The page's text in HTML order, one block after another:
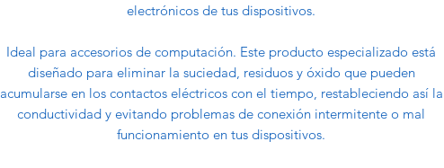
electrónicos de tus dispositivos.
Ideal para accesorios de computación. Este producto especializado está
diseñado para eliminar la suciedad, residuos y óxido que pueden
acumularse en los contactos eléctricos con el tiempo, restableciendo así la
conductividad y evitando problemas de conexión intermitente o mal
funcionamiento en tus dispositivos.